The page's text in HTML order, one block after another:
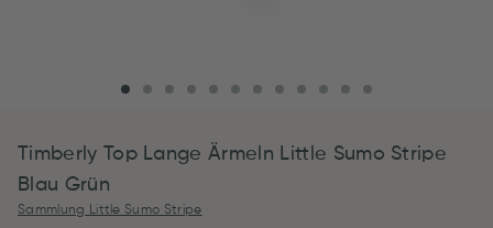
Timberly Top Lange Ärmeln Little Sumo Stripe
Blau Grün
Sammlung Little Sumo Stripe